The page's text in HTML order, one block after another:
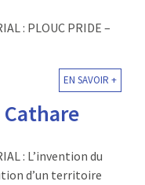
: PLOUC PRIDE –
EN SAVOIR +
Cathare
: L’invention du
d’un territoire